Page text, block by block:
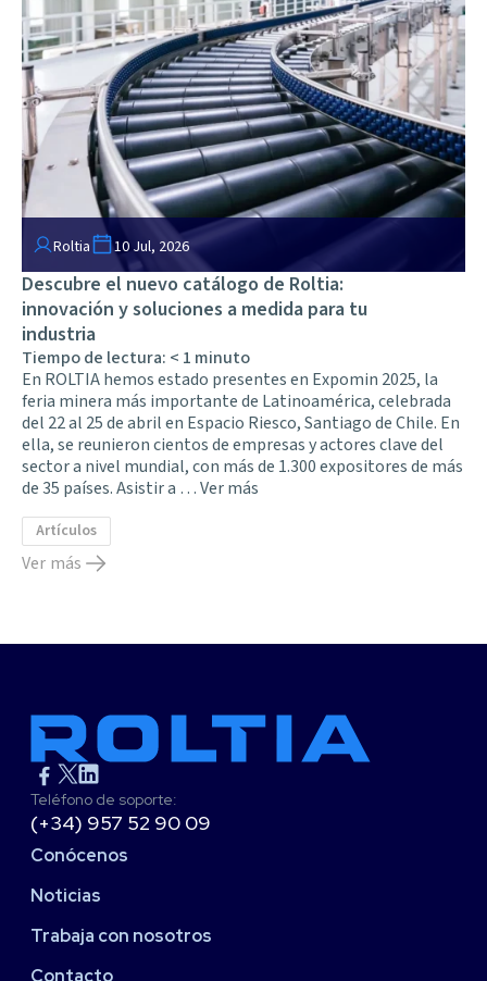
Roltia 10 Jul, 2026
Descubre el nuevo catálogo de Roltia:
innovación y soluciones a medida para tu
industria
Tiempo de lectura: < 1 minuto
En ROLTIA hemos estado presentes en Expomin 2025, la
feria minera más importante de Latinoamérica, celebrada
del 22 al 25 de abril en Espacio Riesco, Santiago de Chile. En
ella, se reunieron cientos de empresas y actores clave del
sector a nivel mundial, con más de 1.300 expositores de más
de 35 países. Asistir a …Ver más
Artículos
Ver más
Teléfono de soporte:
(+34) 957 52 90 09
Conócenos
Noticias
Trabaja con nosotros
Contacto